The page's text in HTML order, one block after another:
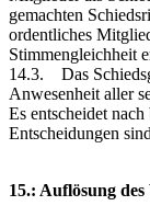
gemachten
ordentliches
Stimmengleichheit
14.3. Das
Anwesenheit aller
Es entscheidet
Entscheidungen
15.: Auflösung des